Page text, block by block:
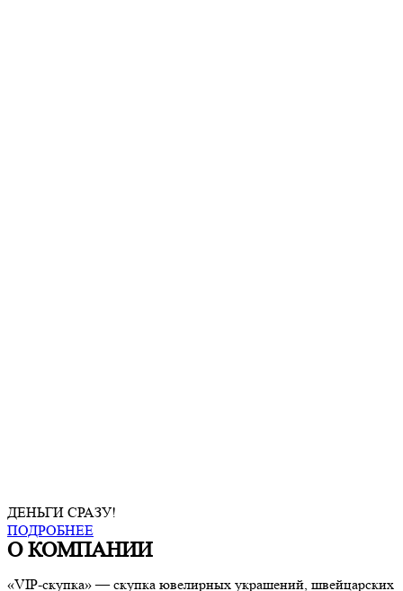
ДЕНЬГИ СРАЗУ!
ПОДРОБНЕЕ
О КОМПАНИИ
«VIP-скупка» — скупка ювелирных украшений, швейцарских